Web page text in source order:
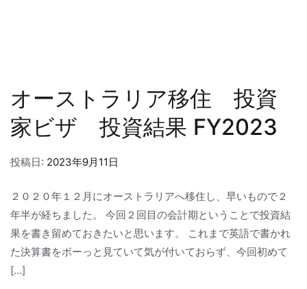
オーストラリア移住 投資
家ビザ 投資結果 FY2023
投稿日: 2023年9月11日
２０２０年１２月にオーストラリアへ移住し、早いもので２
年半が経ちました。 今回２回目の会計期ということで投資結
果を書き留めておきたいと思います。 これまで英語で書かれ
た決算書をボーっと見ていて気が付いておらず、今回初めて
[…]